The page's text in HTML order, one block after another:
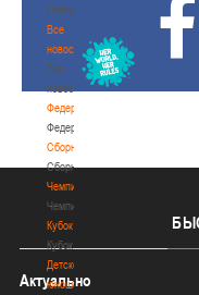
Новости
Все
новости
Все
новости
Федерация
Федерация
Сборные
Сборные
Чемпионат
Чемпионат
Кубок
Кубок
Детско-
юношеские
Актуально